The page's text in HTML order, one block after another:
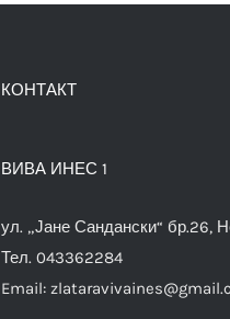
КОНТАКТ
ВИВА ИНЕС 1
ул. „Јане Сандански“ бр.26,
Тел. 043362284
Email: